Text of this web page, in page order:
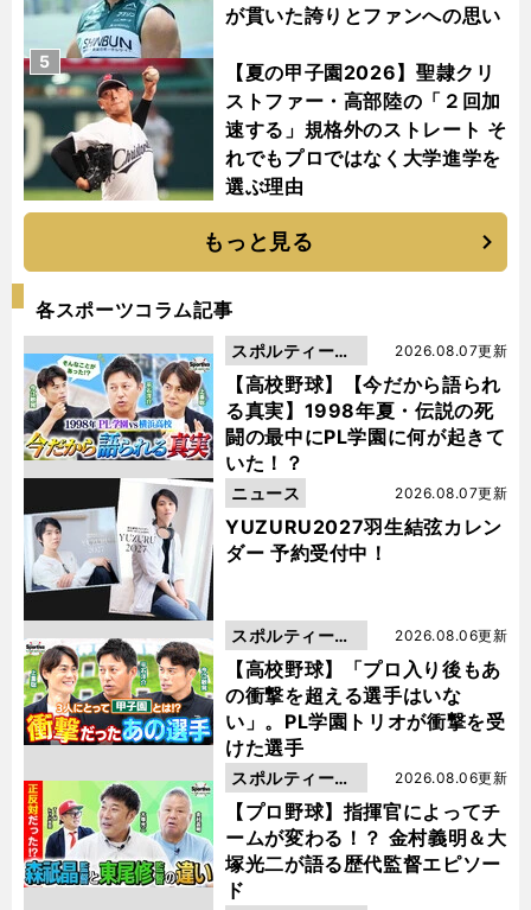
が貫いた誇りとファンへの思い
【夏の甲子園2026】聖隷クリ
ストファー・高部陸の「２回加
速する」規格外のストレート そ
れでもプロではなく大学進学を
選ぶ理由
5
もっと見る
各スポーツコラム記事
【高校野球】【今だから語られ
る真実】1998年夏・伝説の死
闘の最中にPL学園に何が起きて
いた！？
2026.08.07更新
スポルティーバ
動画
YUZURU2027羽生結弦カレン
ダー 予約受付中！
2026.08.07更新
ニュース
【高校野球】「プロ入り後もあ
の衝撃を超える選手はいな
い」。PL学園トリオが衝撃を受
けた選手
2026.08.06更新
スポルティーバ
動画
【プロ野球】指揮官によってチ
ームが変わる！？ 金村義明＆大
塚光二が語る歴代監督エピソー
ド
2026.08.06更新
スポルティーバ
動画